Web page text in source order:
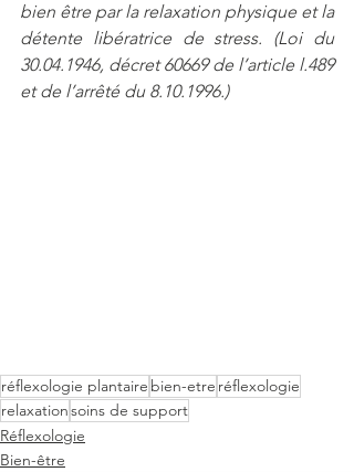
bien être par la relaxation physique et la
détente libératrice de stress. (Loi du
30.04.1946, décret 60669 de l’article l.489
et de l’arrêté du 8.10.1996.)
réflexologie plantaire bien-etre réflexologie
relaxationsoins de support
Réflexologie
Bien-être